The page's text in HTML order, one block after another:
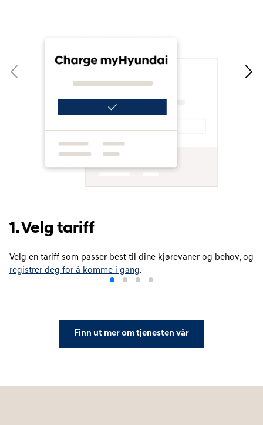
1. Velg tariff
Velg en tariff som passer best til dine kjørevaner og behov, og
registrer deg for å komme i gang.
Finn ut mer om tjenesten vår